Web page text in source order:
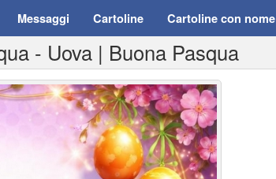
Messaggi Cartoline Cartoline con nome
- Uova | Buona Pasqua